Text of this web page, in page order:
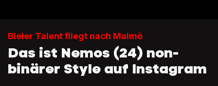
Bieler Talent fliegt nach Malmö
Das ist Nemos (24) non-
binärer Style auf Instagram